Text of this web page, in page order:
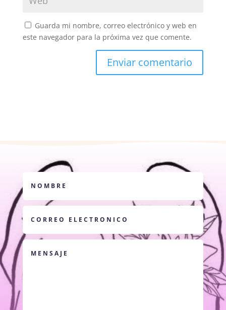
Guarda mi nombre, correo electrónico y web en
este navegador para la próxima vez que comente.